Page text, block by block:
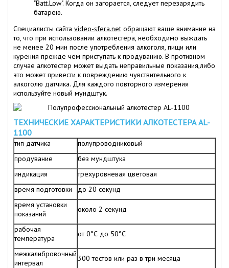
"Batt.Low". Когда он загорается, следует перезарядить
батарею.
Специалисты сайта video-sfera.net обращают ваше внимание на
то, что при использовании алкотестера, необходимо выждать
не менее 20 мин после употребления алкоголя, пищи или
курения прежде чем приступать к продуванию. В противном
случае алкотестер может выдать неправильные показания,либо
это может привести к повреждению чувствительного к
алкоголю датчика. Для каждого повторного измерения
используйте новый мундштук.
ТЕХНИЧЕСКИЕ ХАРАКТЕРИСТИКИ АЛКОТЕСТЕРА AL-
1100
тип датчика
полупроводниковый
продувание
без мундштука
индикация
трехуровневая цветовая
время подготовки
до 20 секунд
время установки
показаний
около 2 секунд
рабочая
температура
от 0°С до 50°С
межкалибровочный
интервал
300 тестов или раз в три месяца